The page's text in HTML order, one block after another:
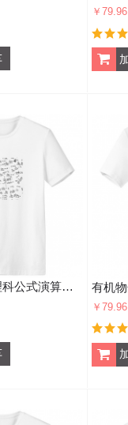
￥79.96
绿色求限数学理科公式演算手绘 男女白色短袖T恤创意纪念衫个性T恤衫礼物
￥79.96